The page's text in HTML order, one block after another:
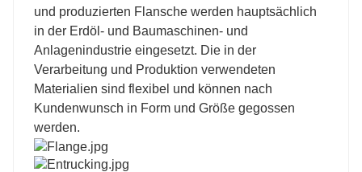
und produzierten Flansche werden hauptsächlich
in der Erdöl- und Baumaschinen- und
Anlagenindustrie eingesetzt. Die in der
Verarbeitung und Produktion verwendeten
Materialien sind flexibel und können nach
Kundenwunsch in Form und Größe gegossen
werden.